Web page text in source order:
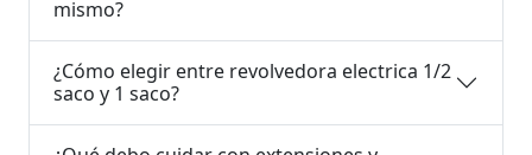
mismo?
¿Cómo elegir entre revolvedora electrica 1/2
saco y 1 saco?